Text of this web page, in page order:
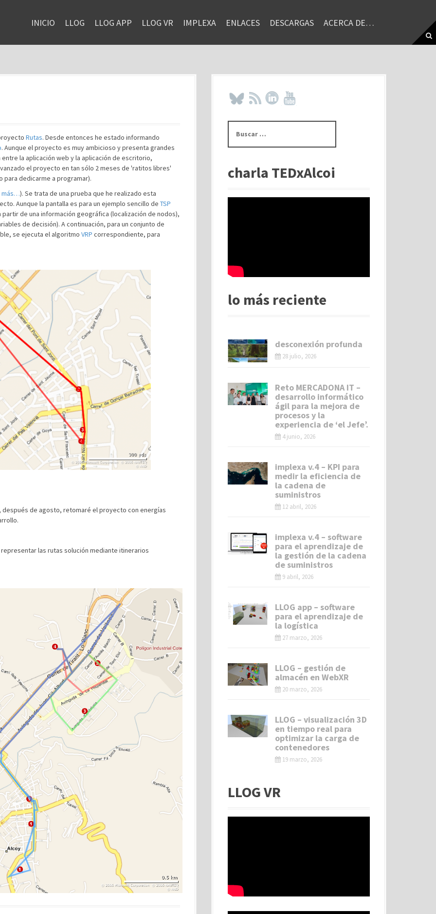
INICIO LLOG LLOG APP LLOG VR IMPLEXA ENLACES DESCARGAS ACERCA DE…
Rutas. Desde entonces he estado informando
. Aunque el proyecto es muy ambicioso y presenta grandes
la aplicación web y la aplicación de escritorio,
el proyecto en tan sólo 2 meses de 'ratitos libres'
dedicarme a programar).
más…). Se trata de una prueba que he realizado esta
Aunque la pantalla es para un ejemplo sencillo de TSP
partir de una información geográfica (localización de nodos),
de decisión). A continuación, para un conjunto de
se ejecuta el algoritmo VRP correspondiente, para
de agosto, retomaré el proyecto con energías
representar las rutas solución mediante itinerarios
s
rcharla TEDxAlcoi
lo más reciente
desconexión profunda
28 julio, 2026
Reto MERCADONA IT –
desarrollo informático
ágil para la mejora de
procesos y la
experiencia de ‘el Jefe’.
4 junio, 2026
implexa v.4 – KPI para
medir la eficiencia de
la cadena de
suministros
12 abril, 2026
implexa v.4 – software
para el aprendizaje de
la gestión de la cadena
de suministros
9 abril, 2026
LLOG app – software
para el aprendizaje de
la logística
27 marzo, 2026
LLOG – gestión de
almacén en WebXR
20 marzo, 2026
LLOG – visualización 3D
en tiempo real para
optimizar la carga de
contenedores
19 marzo, 2026
LLOG VR